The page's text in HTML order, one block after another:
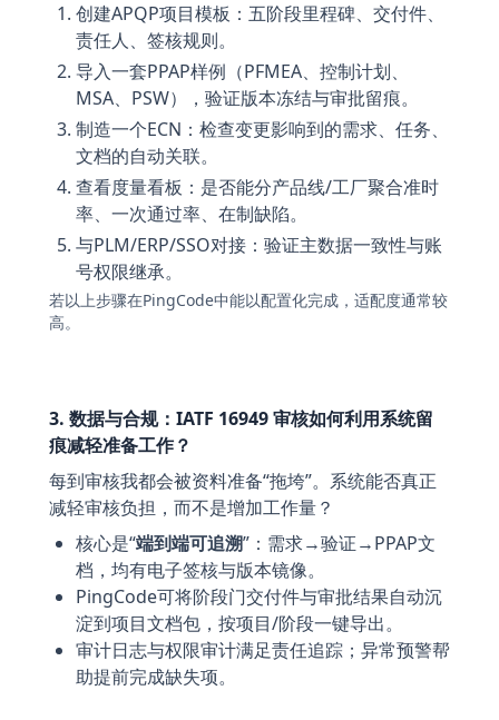
创建APQP项目模板：五阶段里程碑、交付件、
责任人、签核规则。
导入一套PPAP样例（PFMEA、控制计划、
MSA、PSW），验证版本冻结与审批留痕。
制造一个ECN：检查变更影响到的需求、任务、
文档的自动关联。
查看度量看板：是否能分产品线/工厂聚合准时
率、一次通过率、在制缺陷。
与PLM/ERP/SSO对接：验证主数据一致性与账
号权限继承。
若以上步骤在PingCode中能以配置化完成，适配度通常较
高。
3. 数据与合规：IATF 16949 审核如何利用系统留
痕减轻准备工作？
每到审核我都会被资料准备“拖垮”。系统能否真正
减轻审核负担，而不是增加工作量？
核心是“端到端可追溯”：需求→验证→PPAP文
档，均有电子签核与版本镜像。
PingCode可将阶段门交付件与审批结果自动沉
淀到项目文档包，按项目/阶段一键导出。
审计日志与权限审计满足责任追踪；异常预警帮
助提前完成缺失项。